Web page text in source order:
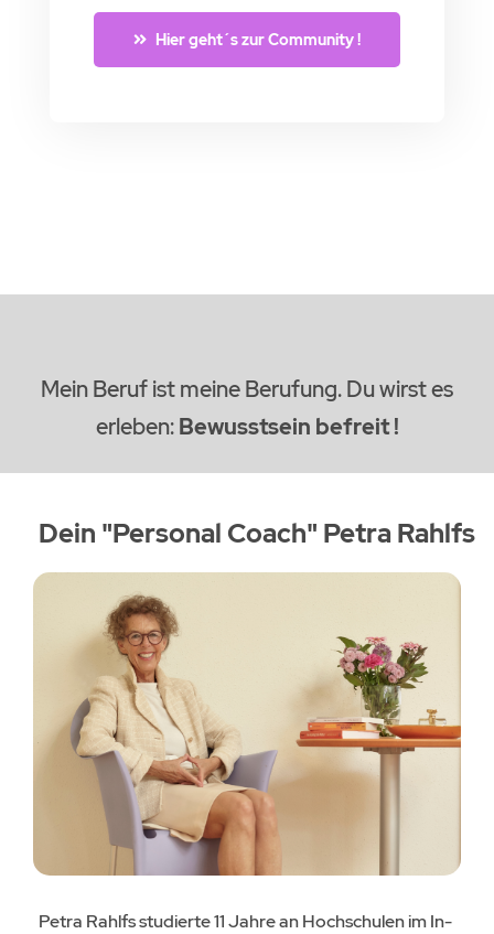
Hier geht´s zur Community !
Mein Beruf ist meine Berufung. Du wirst es
erleben:Bewusstsein befreit !
Dein "Personal Coach" Petra Rahlfs
Petra Rahlfs studierte 11 Jahre an Hochschulen im In-